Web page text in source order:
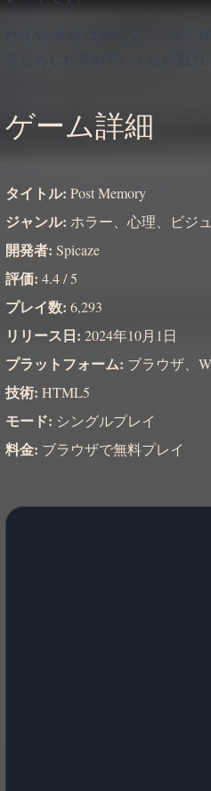
ゲーム詳細
タイトル: Post Memory
ジャンル: ホラー、心理、ビジ
開発者: Spicaze
評価: 4.4 / 5
プレイ数: 6,293
リリース日: 2024年10月1日
プラットフォーム: ブラウザ、
技術: HTML5
モード: シングルプレイ
料金: ブラウザで無料プレイ